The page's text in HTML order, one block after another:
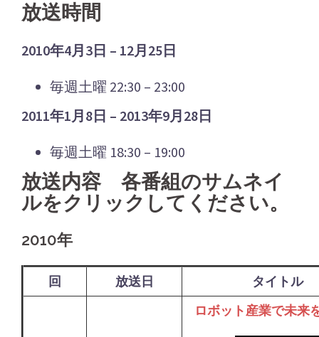
放送時間
2010年4月3日 – 12月25日
毎週土曜 22:30 – 23:00
2011年1月8日 – 2013年9月28日
毎週土曜 18:30 – 19:00
放送内容 各番組のサムネイ
ルをクリックしてください。
2010年
回 放送日 タイトル
ロボット産業で未来